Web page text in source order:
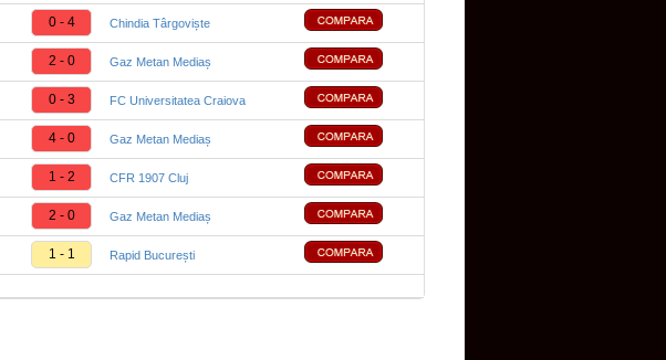
0 - 4 Chindia Târgoviște
2 - 0 Gaz Metan Mediaș
0 - 3 FC Universitatea Craiova
4 - 0 Gaz Metan Mediaș
1 - 2 CFR 1907 Cluj
2 - 0 Gaz Metan Mediaș
1 - 1 Rapid București